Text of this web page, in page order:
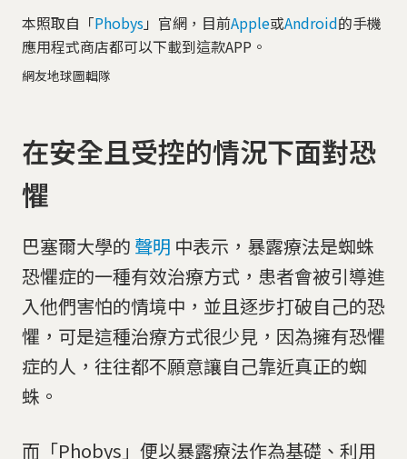
本照取自「Phobys」官網，目前Apple或Android的手機
應用程式商店都可以下載到這款APP。
網友地球圖輯隊
在安全且受控的情況下面對恐
懼
巴塞爾大學的 聲明 中表示，暴露療法是蜘蛛
恐懼症的一種有效治療方式，患者會被引導進
入他們害怕的情境中，並且逐步打破自己的恐
懼，可是這種治療方式很少見，因為擁有恐懼
症的人，往往都不願意讓自己靠近真正的蜘
蛛。
而「Phobys」便以暴露療法作為基礎、利用